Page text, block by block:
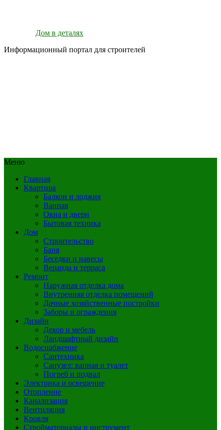
Дом в деталях
Информационный портал для строителей
Меню
Главная
Квартира
Балкон и лоджия
Ванная
Окна и двери
Бытовая техника
Дом
Строительство
Баня
Беседки и навесы
Веранда и терраса
Ремонт
Наружная отделка дома
Внутренняя отделка помещений
Дачные хозяйственные постройки
Заборы и ограждения
Дизайн
Декор и мебель
Ландшафтный дизайн
Водоснабжение
Сантехника
Санузел: ванная и туалет
Погреб и подвал
Электрика и освещение
Отопление
Канализация
Вентиляция
Кровля
Стройматериалы и инструмент